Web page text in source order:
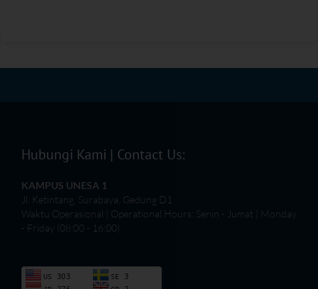
Hubungi Kami | Contact Us:
KAMPUS UNESA 1
Jl. Ketintang, Surabaya, Gedung D1
Waktu Operasional | Operational Hours: Senin - Jumat | Monday
- Friday (08:00 - 16:00)